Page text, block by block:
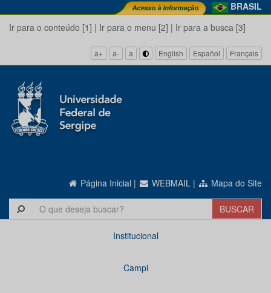
BRASIL
Ir para o conteúdo [1] | Ir para o menu [2] | Ir para a busca [3]
a+ a- a English Español Français
Página Inicial | WEBMAIL | Mapa do Site
Institucional
Campi